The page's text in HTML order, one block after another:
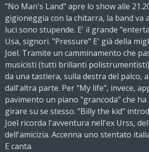
"No Man's Land" apre lo show alle
gigioneggia con la chitarra, la band va
luci sono stupende. E' il grande
Usa, signori. "Pressure" E' già della
Joel. Tramite un camminamento che
musicisti (tutti brillanti
da una tastiera, sulla destra del palco,
dall'altra parte. Per "My life", invece,
pavimento un piano "grancoda" che ha
girare su se stesso. "Billy the kid"
Joel ricorda l'avventura nell'ex Urss,
dell'amicizia. Accenna uno stentato
E canta.